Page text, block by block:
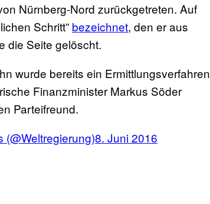
Nürnberg-Nord zurückgetreten. Auf
Schritt” bezeichnet, den er aus
die Seite gelöscht.
wurde bereits ein Ermittlungsverfahren
Finanzminister Markus Söder
Parteifreund.
8. Juni 2016